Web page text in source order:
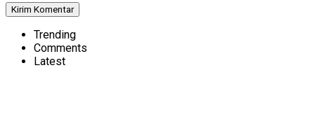
Trending
Comments
Latest